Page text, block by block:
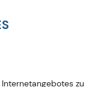
zu